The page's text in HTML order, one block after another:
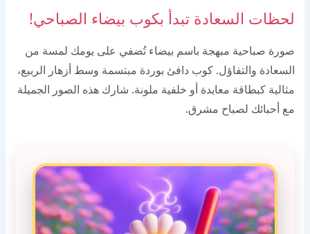
لحظات السعادة تبدأ بكوب بيضاء الصباحي!
صورة صباحية مبهجة باسم بيضاء تُضفي على يومك لمسة من
السعادة والتفاؤل. كوب دافئ بوردة مبتسمة وسط أزهار الربيع،
مثالية كبطاقة معايدة أو خلفية ملونة. شارك هذه الصور الجميلة
مع أحبائك لصباح مشرق.